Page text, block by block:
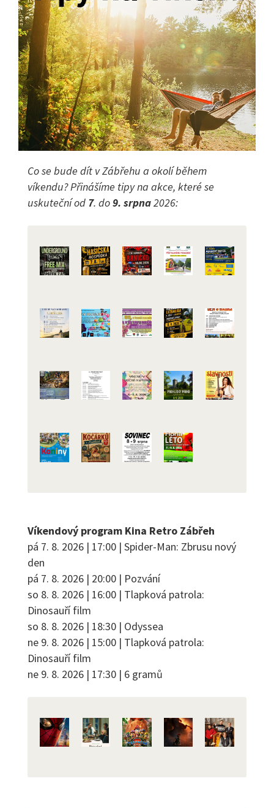
Co se bude dít v Zábřehu a okolí během
víkendu? Přinášíme tipy na akce, které se
uskuteční od 7. do9. srpna2026:
Víkendový program Kina Retro Zábřeh
pá 7. 8. 2026 | 17:00 | Spider-Man: Zbrusu nový
den
pá 7. 8. 2026 | 20:00 | Pozvání
so 8. 8. 2026 | 16:00 | Tlapková patrola:
Dinosauří film
so 8. 8. 2026 | 18:30 | Odyssea
ne 9. 8. 2026 | 15:00 | Tlapková patrola:
Dinosauří film
ne 9. 8. 2026 | 17:30 | 6 gramů